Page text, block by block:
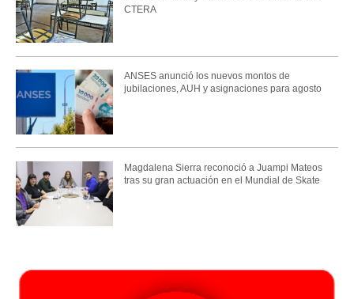
CTERA
ANSES anunció los nuevos montos de
jubilaciones, AUH y asignaciones para agosto
Magdalena Sierra reconoció a Juampi Mateos
tras su gran actuación en el Mundial de Skate